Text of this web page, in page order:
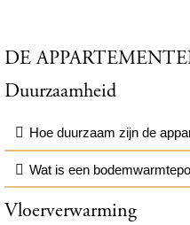
DE
Duurzaamheid
Hoe duurzaam zijn de
Wat is een
Vloerverwarming